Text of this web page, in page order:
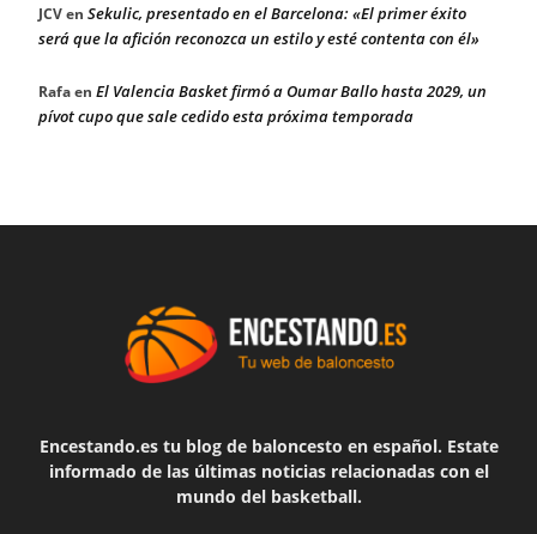
JCVen Sekulic, presentado en el Barcelona: «El primer éxito
será que la afición reconozca un estilo y esté contenta con él»
Rafaen El Valencia Basket firmó a Oumar Ballo hasta 2029, un
pívot cupo que sale cedido esta próxima temporada
Encestando.es tu blog de baloncesto en español. Estate
informado de las últimas noticias relacionadas con el
mundo del basketball.